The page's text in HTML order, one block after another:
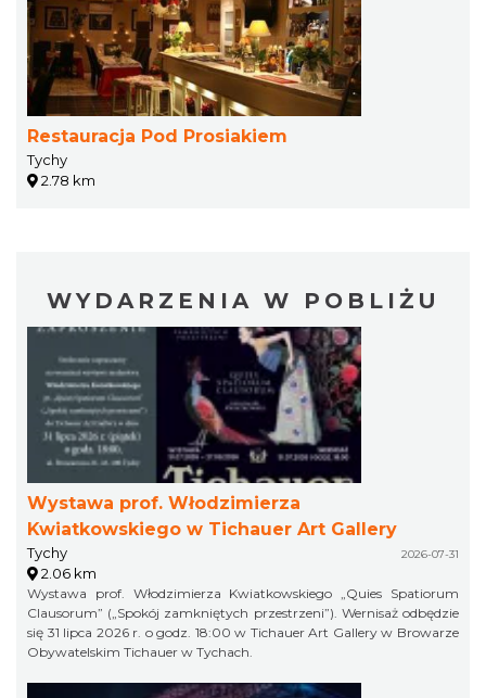
Restauracja Pod Prosiakiem
Tychy
2.78 km
WYDARZENIA W POBLIŻU
Wystawa prof. Włodzimierza
Kwiatkowskiego w Tichauer Art Gallery
Tychy 2026-07-31
2.06 km
Wystawa prof. Włodzimierza Kwiatkowskiego „Quies Spatiorum
Clausorum” („Spokój zamkniętych przestrzeni”). Wernisaż odbędzie
się 31 lipca 2026 r. o godz. 18:00 w Tichauer Art Gallery w Browarze
Obywatelskim Tichauer w Tychach.